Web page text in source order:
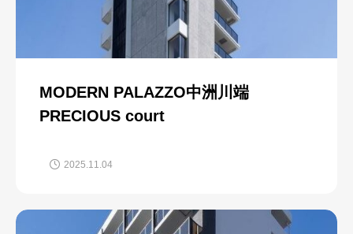
MODERN PALAZZO中洲川端
PRECIOUS court
2025.11.04